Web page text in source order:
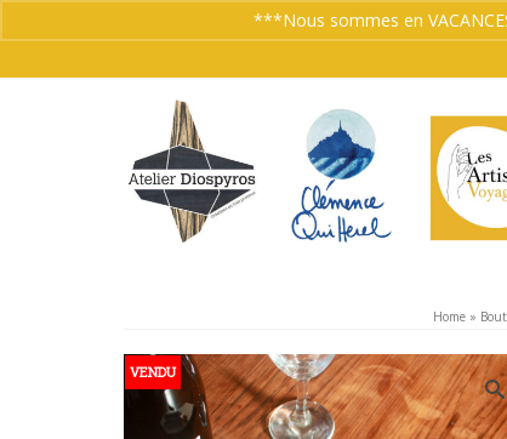
Home »
VENDU
***Nous sommes en